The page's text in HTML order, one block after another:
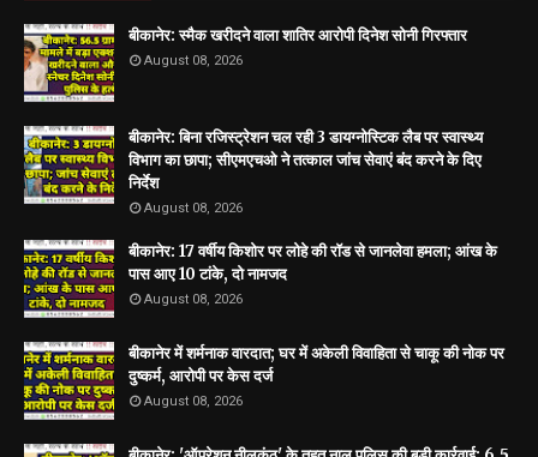
बीकानेर: स्मैक खरीदने वाला शातिर आरोपी दिनेश सोनी गिरफ्तार
August 08, 2026
बीकानेर: बिना रजिस्ट्रेशन चल रही 3 डायग्नोस्टिक लैब पर स्वास्थ्य
विभाग का छापा; सीएमएचओ ने तत्काल जांच सेवाएं बंद करने के दिए
निर्देश
August 08, 2026
बीकानेर: 17 वर्षीय किशोर पर लोहे की रॉड से जानलेवा हमला; आंख के
पास आए 10 टांके, दो नामजद
August 08, 2026
बीकानेर में शर्मनाक वारदात; घर में अकेली विवाहिता से चाकू की नोक पर
दुष्कर्म, आरोपी पर केस दर्ज
August 08, 2026